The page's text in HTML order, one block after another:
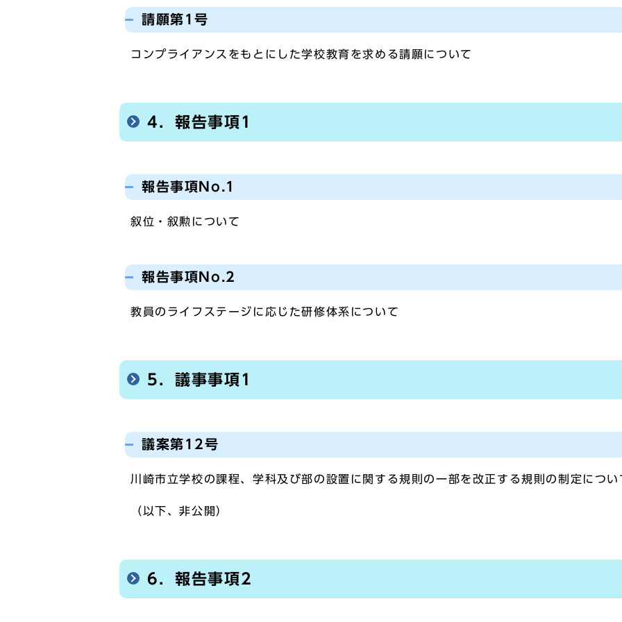
請願第1号
コンプライアンスをもとにした学校教育を求める請願について
4．報告事項1
報告事項No.1
叙位・叙勲について
報告事項No.2
教員のライフステージに応じた研修体系について
5．議事事項1
議案第12号
川崎市立学校の課程、学科及び部の設置に関する規則の一部を改正する規則の制定につい
（以下、非公開）
6．報告事項2